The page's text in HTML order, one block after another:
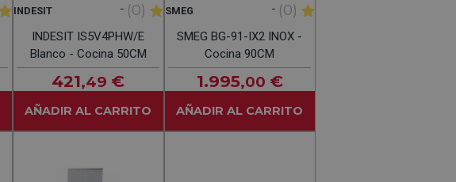
INDESIT - (0)
INDESIT IS5V4PHW/E
Blanco - Cocina 50CM
421,49 €
AÑADIR AL CARRITO
SMEG - (0)
SMEG BG-91-IX2 INOX -
Cocina 90CM
1.995,00 €
AÑADIR AL CARRITO